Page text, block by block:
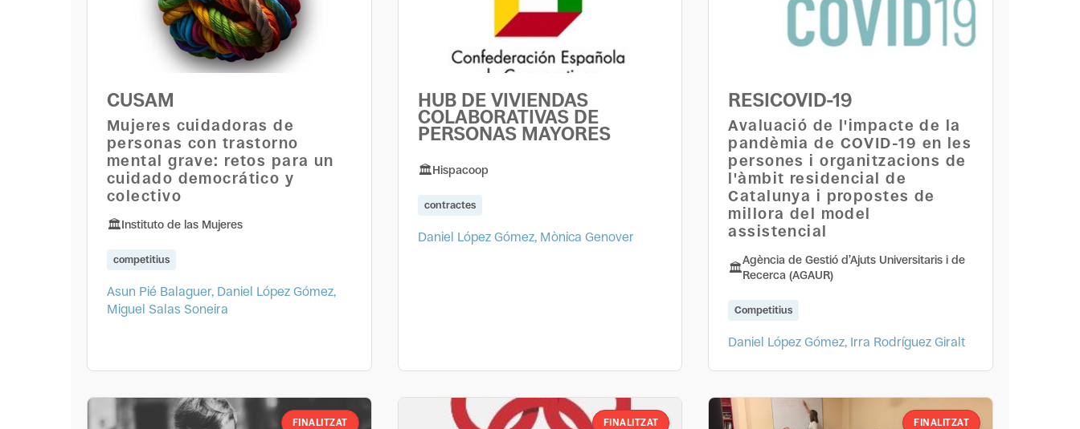
CUSAM
Mujeres cuidadoras de
personas con trastorno
mental grave: retos para un
cuidado democrático y
colectivo
Instituto de las Mujeres
competitius
Asun Pié Balaguer, Daniel López Gómez,
Miguel Salas Soneira
HUB DE VIVIENDAS
COLABORATIVAS DE
PERSONAS MAYORES
Hispacoop
contractes
Daniel López Gómez, Mònica Genover
RESICOVID-19
Avaluació de l'impacte de la
pandèmia de COVID-19 en les
persones i organitzacions de
l'àmbit residencial de
Catalunya i propostes de
millora del model
assistencial
Agència de Gestió d’Ajuts Universitaris i de
Recerca (AGAUR)
Competitius
Daniel López Gómez, Irra Rodríguez Giralt
FINALITZAT FINALITZAT FINALITZAT